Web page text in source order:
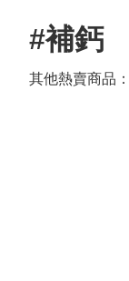
#補鈣
其他熱賣商品：